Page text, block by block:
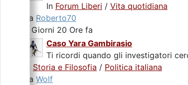
In Forum Liberi / Vita quotidiana
da Roberto70
2 Giorni 20 Ore fa
Caso Yara Gambirasio
Ti ricordi quando gli investigatori
Storia e Filosofia / Politica italiana
da Wolf